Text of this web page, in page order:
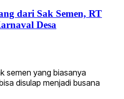
dari Sak Semen, RT
Desa
semen yang biasanya
disulap menjadi busana